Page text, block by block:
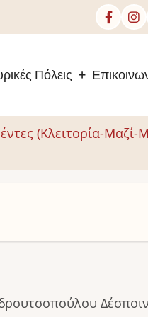
Πόλεις
(Κλειτορία-Μαζί-